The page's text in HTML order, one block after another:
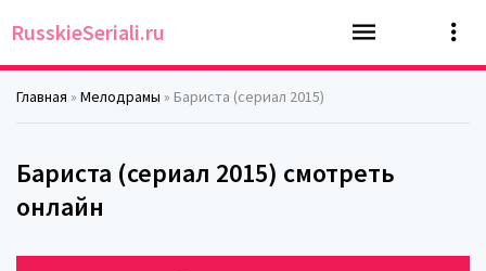
RusskieSeriali.ru
Главная » Мелодрамы » Бариста (сериал 2015)
Бариста (сериал 2015) смотреть
онлайн